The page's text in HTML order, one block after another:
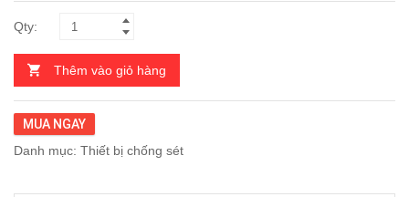
Thêm vào giỏ hàng
MUA NGAY
Danh mục: Thiết bị chống sét